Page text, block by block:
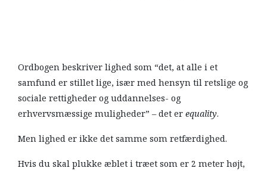
Ordbogen beskriver lighed som “det, at alle i et
samfund er stillet lige, især med hensyn til retslige og
sociale rettigheder og uddannelses- og
erhvervsmæssige muligheder” – det erequality.
Men lighed er ikke det samme som retfærdighed.
Hvis du skal plukke æblet i træet som er 2 meter højt,